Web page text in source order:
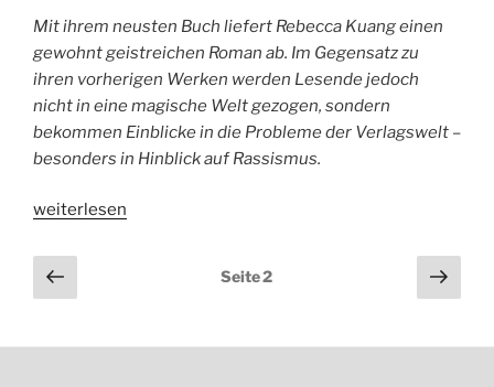
Mit ihrem neusten Buch liefert Rebecca Kuang einen
gewohnt geistreichen Roman ab. Im Gegensatz zu
ihren vorherigen Werken werden Lesende jedoch
nicht in eine magische Welt gezogen, sondern
bekommen Einblicke in die Probleme der Verlagswelt –
besonders in Hinblick auf Rassismus.
„Publishing
cancelled
weiterlesen
Vorherige
Seite
Seite2